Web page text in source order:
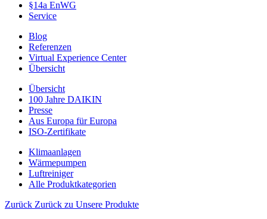
§14a EnWG
Service
Blog
Referenzen
Virtual Experience Center
Übersicht
Übersicht
100 Jahre DAIKIN
Presse
Aus Europa für Europa
ISO-Zertifikate
Klimaanlagen
Wärmepumpen
Luftreiniger
Alle Produktkategorien
Zurück Zurück zu Unsere Produkte